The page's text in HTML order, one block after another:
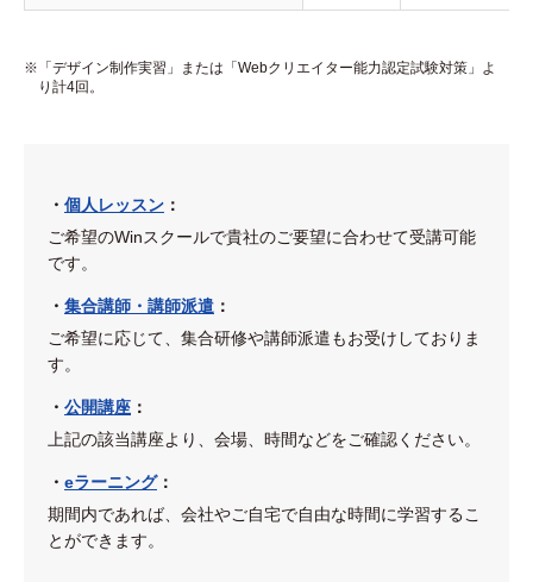
「デザイン制作実習」または「Webクリエイター能力認定試験対策」よ
り計4回。
・ 個人レッスン ：
ご希望のWinスクールで貴社のご要望に合わせて受講可能
です。
・ 集合講師・講師派遣 ：
ご希望に応じて、集合研修や講師派遣もお受けしておりま
す。
・ 公開講座 ：
上記の該当講座より、会場、時間などをご確認ください。
・ eラーニング：
期間内であれば、会社やご自宅で自由な時間に学習するこ
とができます。